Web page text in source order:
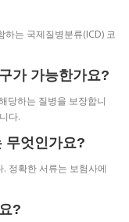
는 국제질병분류(ICD) 코
가 가능한가요?
당하는 질병을 보장합니
다.
무엇인가요?
정확한 서류는 보험사에
?